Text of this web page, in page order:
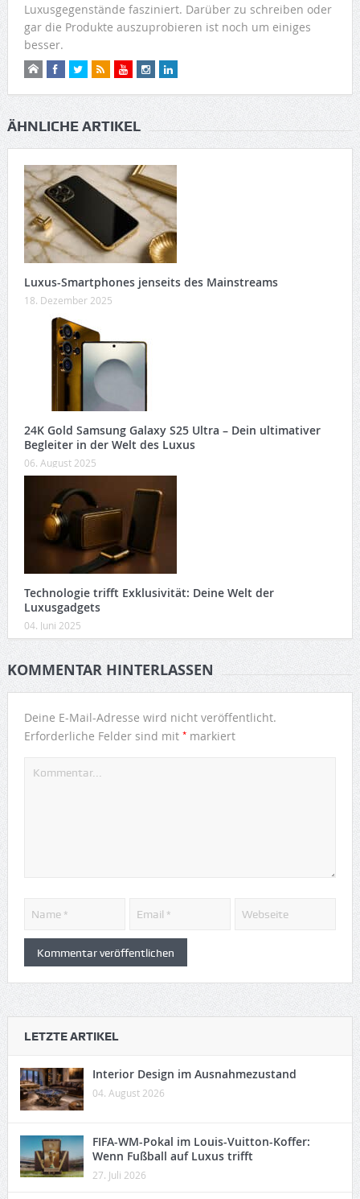
Luxusgegenstände fasziniert. Darüber zu schreiben oder
gar die Produkte auszuprobieren ist noch um einiges
besser.
ÄHNLICHE ARTIKEL
Luxus-Smartphones jenseits des Mainstreams
18. Dezember 2025
24K Gold Samsung Galaxy S25 Ultra – Dein ultimativer
Begleiter in der Welt des Luxus
06. August 2025
Technologie trifft Exklusivität: Deine Welt der
Luxusgadgets
04. Juni 2025
KOMMENTAR HINTERLASSEN
Deine E-Mail-Adresse wird nicht veröffentlicht.
Erforderliche Felder sind mit *markiert
LETZTE ARTIKEL
Interior Design im Ausnahmezustand
04. August 2026
FIFA-WM-Pokal im Louis-Vuitton-Koffer:
Wenn Fußball auf Luxus trifft
27. Juli 2026